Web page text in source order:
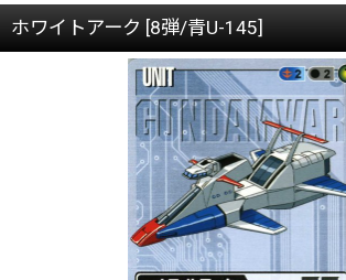
ホワイトアーク [8弾/青U-145]